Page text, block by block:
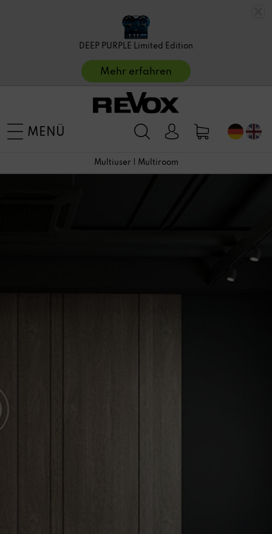
DEEP PURPLE Limited Edition
Mehr erfahren
MENÜ
Multiuser | Multiroom